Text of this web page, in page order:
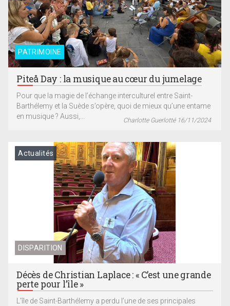
PATRIMOINE
Piteå Day : la musique au cœur du jumelage
Pour que la magie de l’échange interculturel entre Saint-
Barthélemy et la Suède s’opère, quoi de mieux qu’une entame
en musique ? Aussi,...
Charlotte Guerlotté 16/11/2024
DISPARITION
Actualités
Décès de Christian Laplace : « C’est une grande
perte pour l’île »
L’île de Saint-Barthélemy a perdu l’une de ses principales